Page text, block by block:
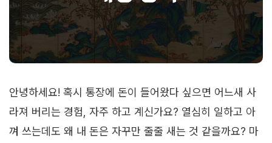
안녕하세요! 혹시 통장에 돈이 들어왔다 싶으면 어느새 사
라져 버리는 경험, 자주 하고 계신가요? 열심히 일하고 아
껴 쓰는데도 왜 내 돈은 자꾸만 줄줄 새는 것 같을까요? 마